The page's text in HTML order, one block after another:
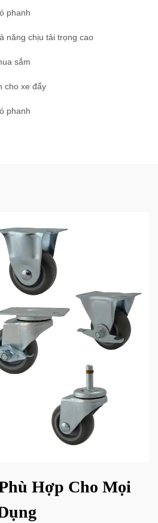
phanh
năng chịu tải trọng cao
sắm
cho xe đẩy
phanh
Hợp Cho Mọi